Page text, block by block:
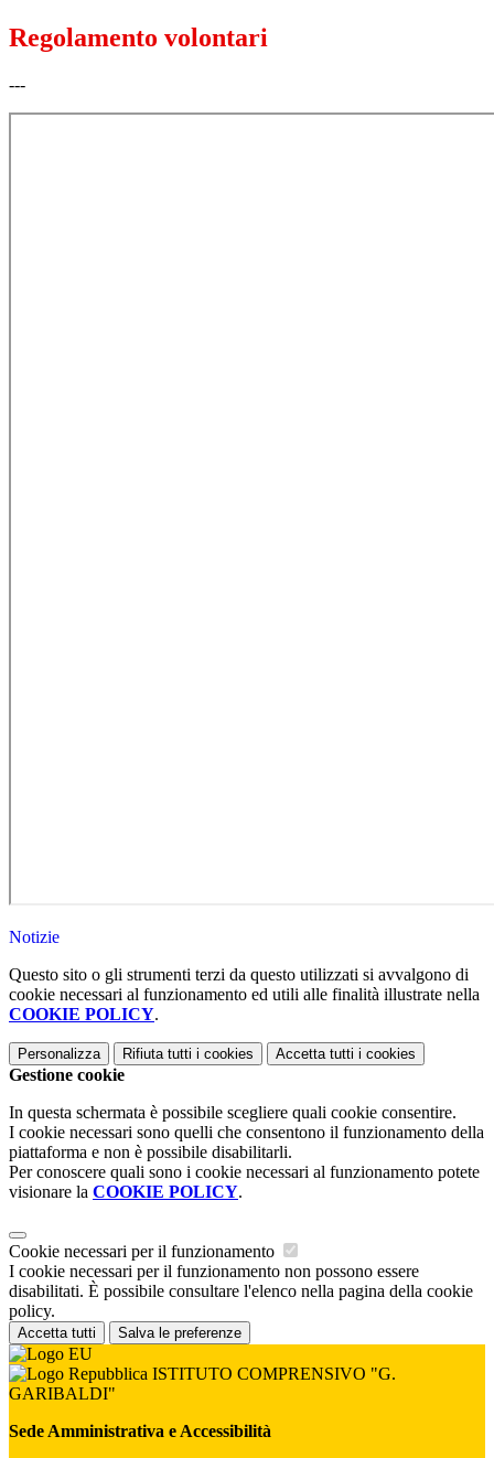
Regolamento volontari
---
Notizie
Questo sito o gli strumenti terzi da questo utilizzati si avvalgono di
cookie necessari al funzionamento ed utili alle finalità illustrate nella
COOKIE POLICY.
Personalizza Rifiuta tutti i cookies Accetta tutti i cookies
Gestione cookie
In questa schermata è possibile scegliere quali cookie consentire.
I cookie necessari sono quelli che consentono il funzionamento della
piattaforma e non è possibile disabilitarli.
Per conoscere quali sono i cookie necessari al funzionamento potete
visionare la COOKIE POLICY.
Cookie necessari per il funzionamento
I cookie necessari per il funzionamento non possono essere
disabilitati. È possibile consultare l'elenco nella pagina della cookie
policy.
Accetta tutti Salva le preferenze
ISTITUTO COMPRENSIVO "G.
GARIBALDI"
Sede Amministrativa e Accessibilità